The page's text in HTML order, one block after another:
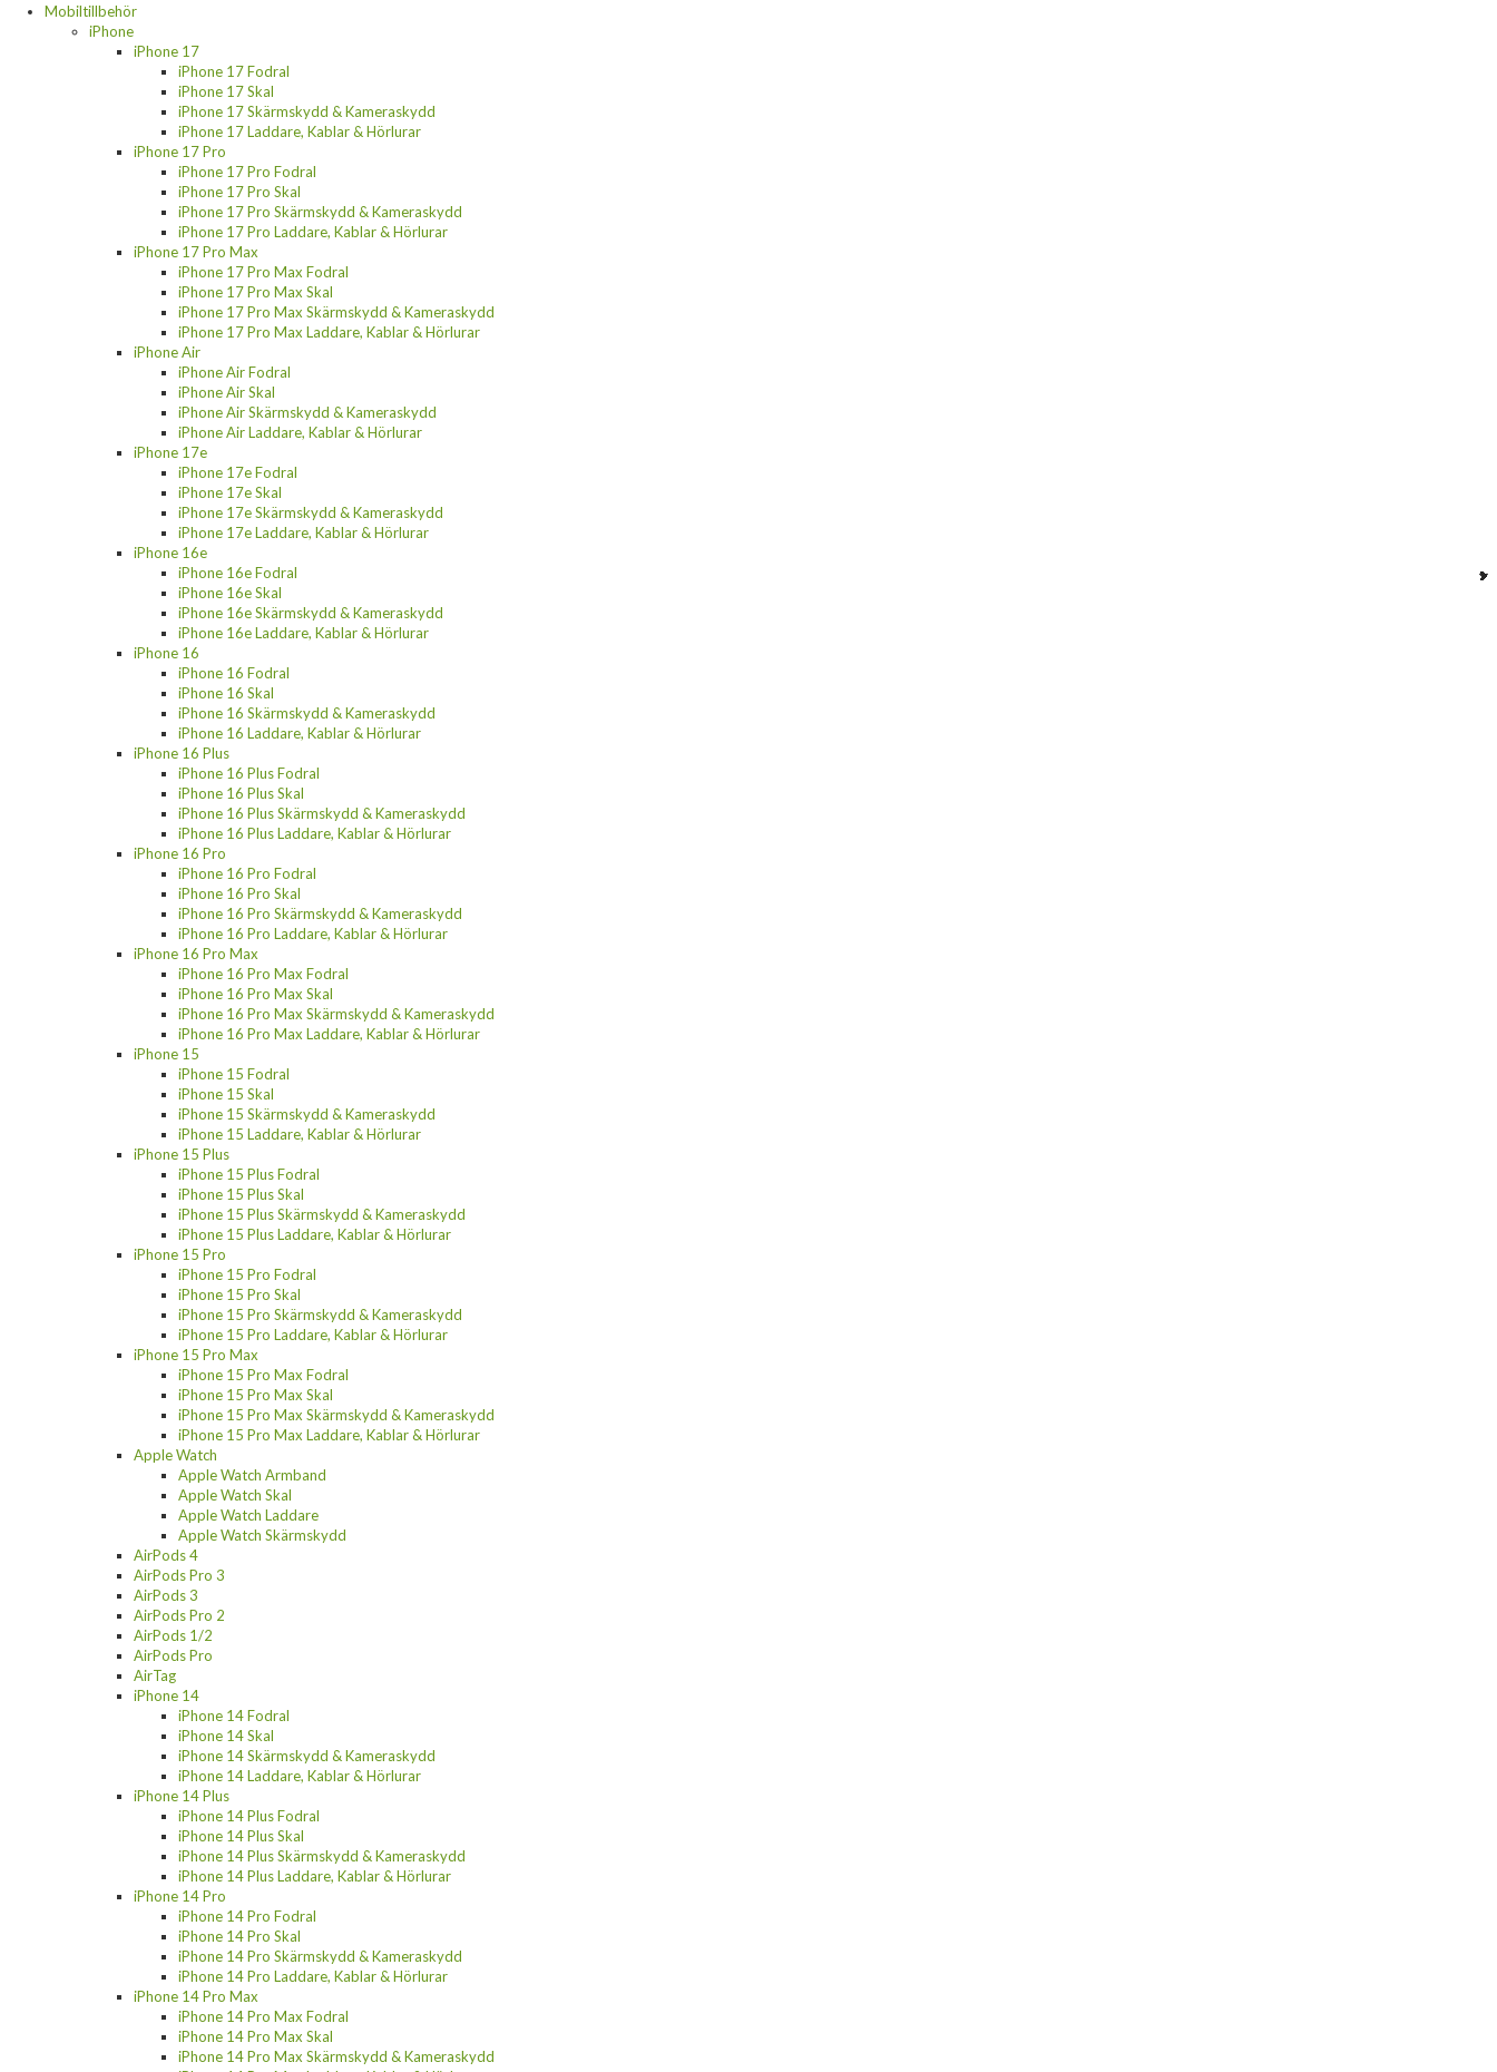
Mobiltillbehör
iPhone
iPhone 17
iPhone 17 Fodral
iPhone 17 Skal
iPhone 17 Skärmskydd & Kameraskydd
iPhone 17 Laddare, Kablar & Hörlurar
iPhone 17 Pro
iPhone 17 Pro Fodral
iPhone 17 Pro Skal
iPhone 17 Pro Skärmskydd & Kameraskydd
iPhone 17 Pro Laddare, Kablar & Hörlurar
iPhone 17 Pro Max
iPhone 17 Pro Max Fodral
iPhone 17 Pro Max Skal
iPhone 17 Pro Max Skärmskydd & Kameraskydd
iPhone 17 Pro Max Laddare, Kablar & Hörlurar
iPhone Air
iPhone Air Fodral
iPhone Air Skal
iPhone Air Skärmskydd & Kameraskydd
iPhone Air Laddare, Kablar & Hörlurar
iPhone 17e
iPhone 17e Fodral
iPhone 17e Skal
iPhone 17e Skärmskydd & Kameraskydd
iPhone 17e Laddare, Kablar & Hörlurar
iPhone 16e
iPhone 16e Fodral
iPhone 16e Skal
iPhone 16e Skärmskydd & Kameraskydd
iPhone 16e Laddare, Kablar & Hörlurar
iPhone 16
iPhone 16 Fodral
iPhone 16 Skal
iPhone 16 Skärmskydd & Kameraskydd
iPhone 16 Laddare, Kablar & Hörlurar
iPhone 16 Plus
iPhone 16 Plus Fodral
iPhone 16 Plus Skal
iPhone 16 Plus Skärmskydd & Kameraskydd
iPhone 16 Plus Laddare, Kablar & Hörlurar
iPhone 16 Pro
iPhone 16 Pro Fodral
iPhone 16 Pro Skal
iPhone 16 Pro Skärmskydd & Kameraskydd
iPhone 16 Pro Laddare, Kablar & Hörlurar
iPhone 16 Pro Max
iPhone 16 Pro Max Fodral
iPhone 16 Pro Max Skal
iPhone 16 Pro Max Skärmskydd & Kameraskydd
iPhone 16 Pro Max Laddare, Kablar & Hörlurar
iPhone 15
iPhone 15 Fodral
iPhone 15 Skal
iPhone 15 Skärmskydd & Kameraskydd
iPhone 15 Laddare, Kablar & Hörlurar
iPhone 15 Plus
iPhone 15 Plus Fodral
iPhone 15 Plus Skal
iPhone 15 Plus Skärmskydd & Kameraskydd
iPhone 15 Plus Laddare, Kablar & Hörlurar
iPhone 15 Pro
iPhone 15 Pro Fodral
iPhone 15 Pro Skal
iPhone 15 Pro Skärmskydd & Kameraskydd
iPhone 15 Pro Laddare, Kablar & Hörlurar
iPhone 15 Pro Max
iPhone 15 Pro Max Fodral
iPhone 15 Pro Max Skal
iPhone 15 Pro Max Skärmskydd & Kameraskydd
iPhone 15 Pro Max Laddare, Kablar & Hörlurar
Apple Watch
Apple Watch Armband
Apple Watch Skal
Apple Watch Laddare
Apple Watch Skärmskydd
AirPods 4
AirPods Pro 3
AirPods 3
AirPods Pro 2
AirPods 1/2
AirPods Pro
AirTag
iPhone 14
iPhone 14 Fodral
iPhone 14 Skal
iPhone 14 Skärmskydd & Kameraskydd
iPhone 14 Laddare, Kablar & Hörlurar
iPhone 14 Plus
iPhone 14 Plus Fodral
iPhone 14 Plus Skal
iPhone 14 Plus Skärmskydd & Kameraskydd
iPhone 14 Plus Laddare, Kablar & Hörlurar
iPhone 14 Pro
iPhone 14 Pro Fodral
iPhone 14 Pro Skal
iPhone 14 Pro Skärmskydd & Kameraskydd
iPhone 14 Pro Laddare, Kablar & Hörlurar
iPhone 14 Pro Max
iPhone 14 Pro Max Fodral
iPhone 14 Pro Max Skal
iPhone 14 Pro Max Skärmskydd & Kameraskydd